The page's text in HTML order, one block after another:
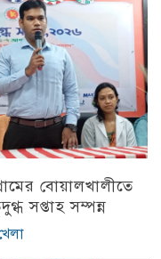
বোয়ালখালীতে
সপ্তাহ সম্পন্ন